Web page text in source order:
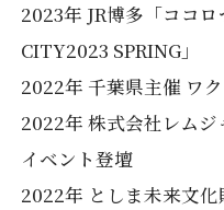
2023年 JR博多「ココ
CITY2023 SPRING」
2022年 千葉県主催 ワ
2022年 株式会社レムジ
イベント登壇
2022年 としま未来文